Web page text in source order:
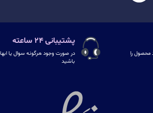
محصول را
پشتیبانی ۲۴ ساعته
در صورت وجود هرگونه سوال یا
باشید